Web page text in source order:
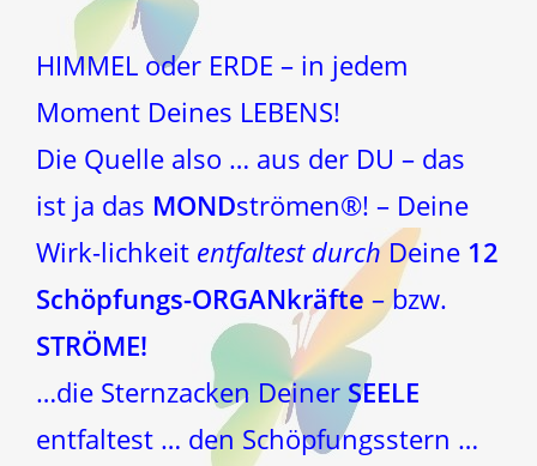
HIMMEL oder ERDE – in jedem
Moment Deines LEBENS!
Die Quelle also … aus der DU – das
ist ja das MONDströmen®! – Deine
Wirk-lichkeit entfaltest durchDeine 12
Schöpfungs-ORGANkräfte – bzw.
STRÖME!
…die Sternzacken Deiner SEELE
entfaltest … den Schöpfungsstern …